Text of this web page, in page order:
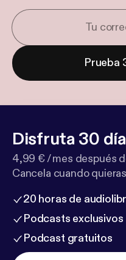
Prueba
Disfruta 30
4,99 € / mes después
Cancela cuando
20 horas de
Podcasts exclusivos
Podcast gratuitos